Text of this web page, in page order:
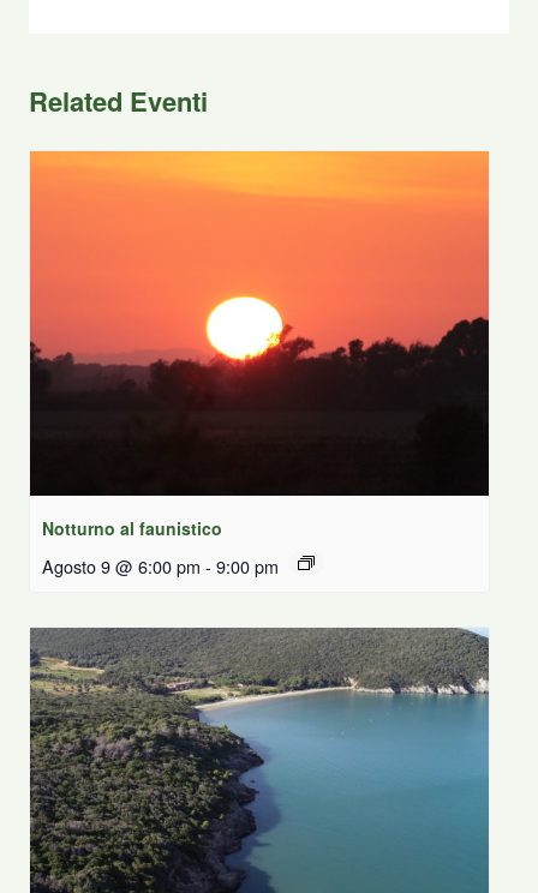
Related Eventi
Notturno al faunistico
Agosto 9 @ 6:00 pm - 9:00 pm